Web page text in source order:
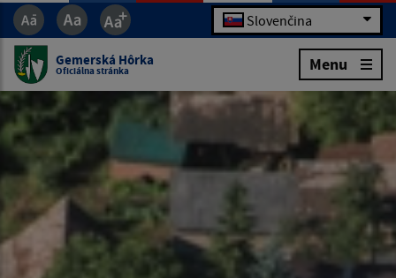
Slovenčina
Gemerská Hôrka
Oficiálna stránka Menu